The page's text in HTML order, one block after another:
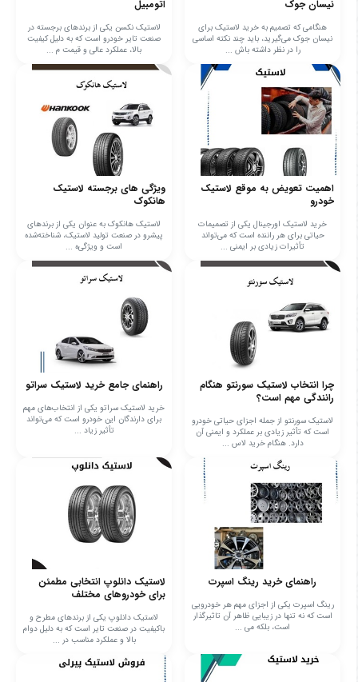
نیسان جوک
هنگامی که تصمیم به خرید لاستیک برای
نیسان جوک می‌گیرید، باید چند نکته اساسی
را در نظر داشته باش ...
اتومبیل
لاستیک نکسن یکی از برندهای برجسته در
صنعت تایر خودرو است که به دلیل کیفیت
بالا، عملکرد عالی و قیمت م ...
اهمیت تعویض به موقع لاستیک
خودرو
خرید لاستیک اورجینال یکی از تصمیمات
حیاتی برای هر راننده است که می‌تواند
تأثیرات زیادی بر ایمنی ...
ویژگی های برجسته لاستیک
هانکوک
لاستیک هانکوک به عنوان یکی از برندهای
پیشرو در صنعت تولید لاستیک، شناخته‌شده
است و ویژگی‌ه ...
چرا انتخاب لاستیک سورنتو هنگام
رانندگی مهم است؟
لاستیک سورنتو از جمله اجزای حیاتی خودرو
است که تأثیر زیادی بر عملکرد و ایمنی آن
دارد. هنگام خرید لاس ...
راهنمای جامع خرید لاستیک سراتو
خرید لاستیک سراتو یکی از انتخاب‌های مهم
برای دارندگان این خودرو است که می‌تواند
تأثیر زیاد ...
راهنمای خرید رینگ اسپرت
رینگ اسپرت یکی از اجزای مهم هر خودرویی
است که نه تنها در زیبایی ظاهر آن تاثیرگذار
است، بلکه می‌ ...
لاستیک دانلوپ انتخابی مطمئن
برای خودروهای مختلف
لاستیک دانلوپ یکی از برندهای مطرح و
باکیفیت در صنعت تایر است که به دلیل دوام
بالا و عملکرد مناسب در ...